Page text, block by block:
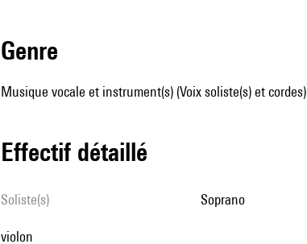
genre
Musique vocale et instrument(s) (Voix soliste(s) et cordes)
effectif détaillé
Soliste(s) soprano
violon